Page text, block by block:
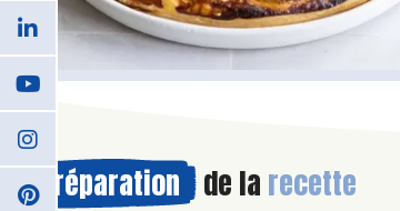
Préparation de la recette